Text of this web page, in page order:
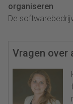
organiseren
De
Vragen over